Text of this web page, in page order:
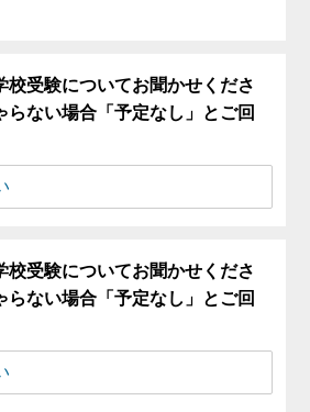
校受験についてお聞かせくださ
らない場合「予定なし」とご回
校受験についてお聞かせくださ
らない場合「予定なし」とご回